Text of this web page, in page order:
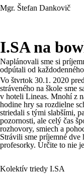
Mgr. Štefan Dankovič
I.SA na
Naplánovali sme si
odpútali od
Vo štvrtok 30.1. 2020
stráveného na škole sme
v hoteli Lineas. Mnohí z
hodine hry sa rozdielne
striedali s tými slabšími,
pozornosti, ale celý čas
rozhovory, smiech a
Strávili sme príjemné
profesorky. Určite to nie
Kolektív triedy I.SA